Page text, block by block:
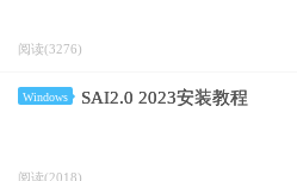
阅读(3276)
Windows SAI2.0 2023安装教程
阅读(2018)